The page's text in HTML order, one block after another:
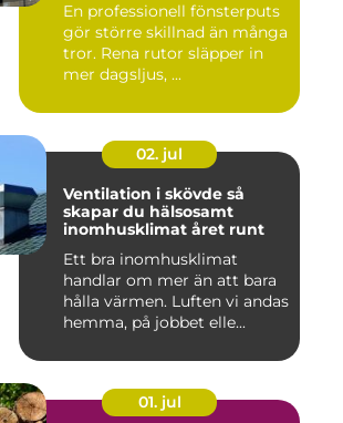
En professionell fönsterputs
gör större skillnad än många
tror. Rena rutor släpper in
mer dagsljus, ...
02. jul
Ventilation i skövde så
skapar du hälsosamt
inomhusklimat året runt
Ett bra inomhusklimat
handlar om mer än att bara
hålla värmen. Luften vi andas
hemma, på jobbet elle...
01. jul